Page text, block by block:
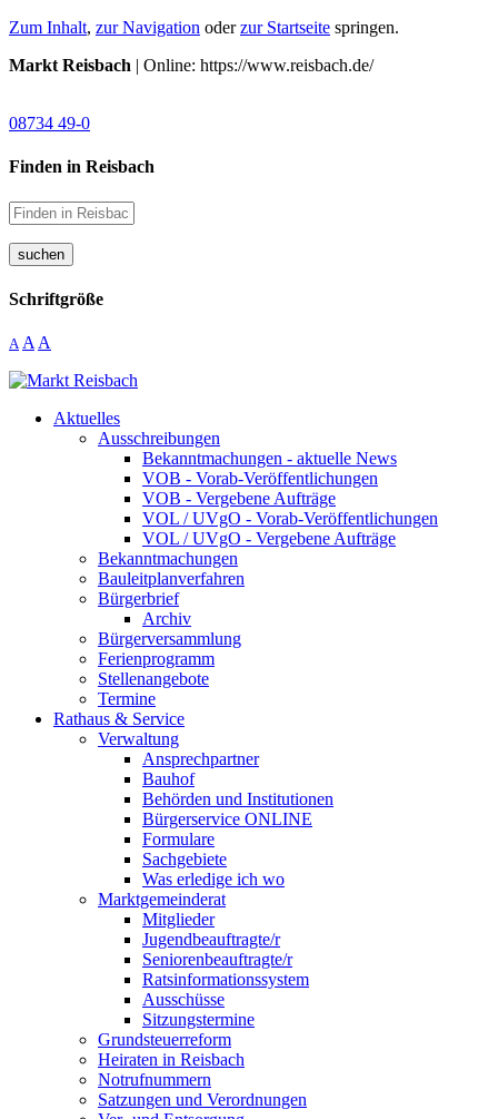
Zum Inhalt, zur Navigation oderzur Startseite springen.
Markt Reisbach | Online: https://www.reisbach.de/
08734 49-0
Finden in Reisbach
suchen
Schriftgröße
A A A
Aktuelles
Ausschreibungen
Bekanntmachungen - aktuelle News
VOB - Vorab-Veröffentlichungen
VOB - Vergebene Aufträge
VOL / UVgO - Vorab-Veröffentlichungen
VOL / UVgO - Vergebene Aufträge
Bekanntmachungen
Bauleitplanverfahren
Bürgerbrief
Archiv
Bürgerversammlung
Ferienprogramm
Stellenangebote
Termine
Rathaus & Service
Verwaltung
Ansprechpartner
Bauhof
Behörden und Institutionen
Bürgerservice ONLINE
Formulare
Sachgebiete
Was erledige ich wo
Marktgemeinderat
Mitglieder
Jugendbeauftragte/r
Seniorenbeauftragte/r
Ratsinformationssystem
Ausschüsse
Sitzungstermine
Grundsteuerreform
Heiraten in Reisbach
Notrufnummern
Satzungen und Verordnungen